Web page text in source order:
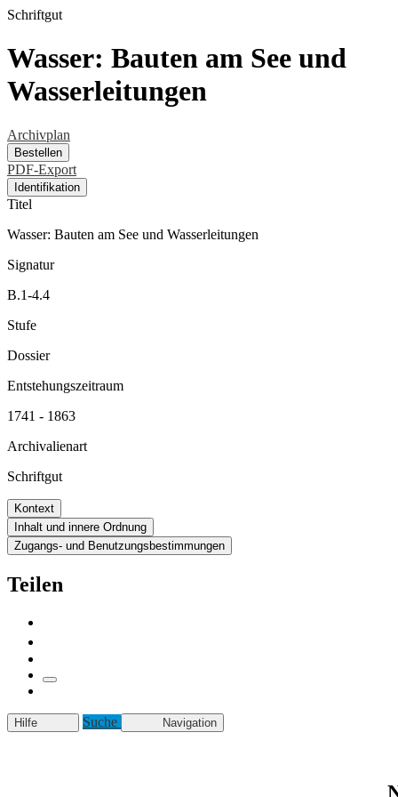
Schriftgut
Wasser: Bauten am See und
Wasserleitungen
Archivplan
Bestellen
PDF-Export
Identifikation
Titel
Wasser: Bauten am See und Wasserleitungen
Signatur
B.1-4.4
Stufe
Dossier
Entstehungszeitraum
1741 - 1863
Archivalienart
Schriftgut
Kontext
Inhalt und innere Ordnung
Zugangs- und Benutzungsbestimmungen
Teilen
Hilfe Suche Navigation